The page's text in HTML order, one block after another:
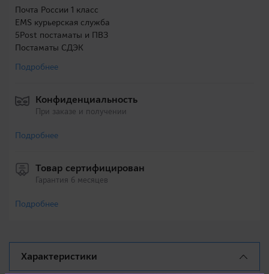
Почта России 1 класс
EMS курьерская служба
5Post постаматы и ПВЗ
Постаматы СДЭК
Подробнее
Конфиденциальность
При заказе и получении
Подробнее
Товар сертифицирован
Гарантия 6 месяцев
Подробнее
Характеристики